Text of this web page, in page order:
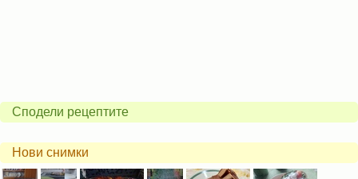
Сподели рецептите
Нови снимки